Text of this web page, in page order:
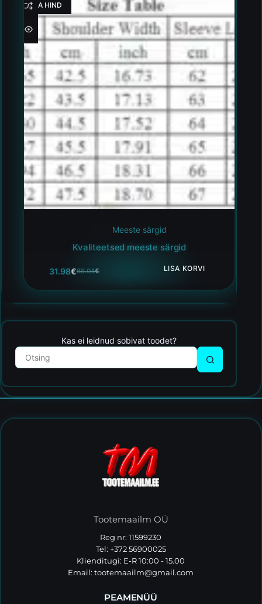
HEA HIND
Meeste särgid
Kvaliteetsed meeste särgid
68.04€
31.98€ LISA KORVI
Kas ei leidnud sobivat toodet?
Tootemaailm OÜ
Reg nr: 11599230
Tel: +372 56900025
Klienditugi: E-R 10:00 - 15.00
Email:tootemaailm@gmail.com
PEAMENÜÜ